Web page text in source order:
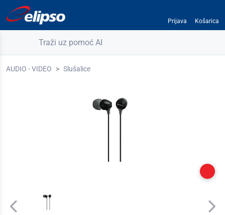
Prijava Košarica
Traži uz pomoć AI
AUDIO - VIDEO Slušalice